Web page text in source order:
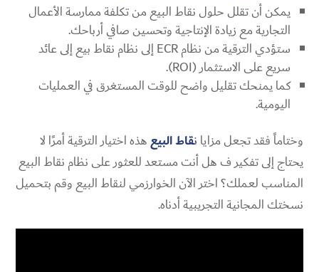
يمكن أن تقلل حلول نقاط البيع من تكلفة ممارسة الأعمال
التجارية مع زيادة الإنتاجية وتحسين صافي أرباحك.
ستؤدي الترقية من نظام ECR إلى نظام نقاط بيع إلى عائد
سريع على الاستثمار (ROI).
كما يمنحك تقليل واضح للوقت المستغرق في العمليات
اليومية.
وختاماً فقد تجعل مزايا نقاط البيعهذه اختيار الترقية أمرًا لا
يحتاج إلى تفكير ف هل أنت مستعد للعثور على نظام نقاط البيع
المناسب لعملك؟ اختر الآن الخوارزمي لنقاط البيع وقم بتحميل
نسختك المجانية التجريبية أدناه.